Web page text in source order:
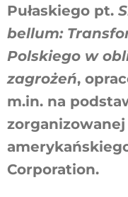
Pułaskiego pt.
bellum:
Polskiego w
zagrożeń,
m.in. na
Corporation.